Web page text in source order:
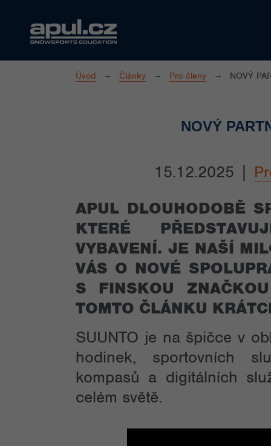
Úvod Články Pro členy NOVÝ
NOVÝ
15.12.2025 |
APUL DLOUHODOBĚ
KTERÉ
VYBAVENÍ. JE NAŠÍ
VÁS O NOVÉ
S FINSKOU
TOMTO ČLÁNKU
SUUNTO je na špičce v
hodinek, sportovních
kompasů a digitálních
celém světě.